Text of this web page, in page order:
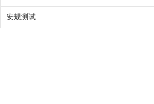
安规测试